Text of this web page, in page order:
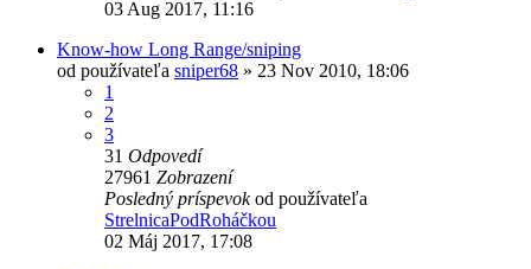
03 Aug 2017, 11:16
Know-how Long Range/sniping
od používateľa sniper68 » 23 Nov 2010, 18:06
1
2
3
31 Odpovedí
27961 Zobrazení
Posledný príspevokod používateľa
StrelnicaPodRoháčkou
02 Máj 2017, 17:08